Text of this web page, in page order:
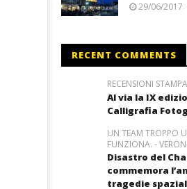
29/06/2017
RECENT COMMENTS
RECENSIONI
Al via la IX
Calligrafia
UN TEAM TROPPO
FUNZIONA. -
Disastro del
commemora
tragedie